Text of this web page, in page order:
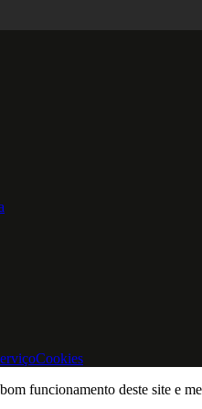
Cookies
funcionamento deste site e